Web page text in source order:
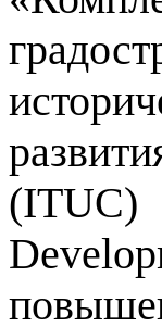
(ITUC)